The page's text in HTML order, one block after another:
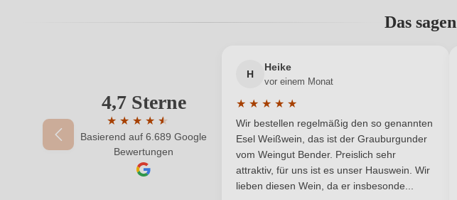
Unterregion
Ihre E-Mail-Adresse
Ihr Passwort
Das
4,7 Sterne
★ ★ ★ ★ ★
★
Durchschnittliche Bewertung von 4.7 von 5 Sternen
Basierend auf 6.689 Google
Bewertungen
H
Heike
vor einem Monat
★ ★ ★ ★ ★
Durchschnittliche Bewertung von 5 von 5
Wir bestellen regelmäßig den so genannten
Esel Weißwein, das ist der Grauburgunder
vom Weingut Bender. Preislich sehr
attraktiv, für uns ist es unser Hauswein. Wir
lieben diesen Wein, da er insbesonde...